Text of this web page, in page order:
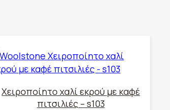
Χειροποίητο χαλί εκρού με καφέ
πιτσιλιές – s103